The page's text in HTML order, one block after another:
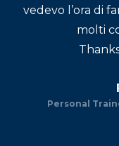
vedevo l’ora di
molti
Personal